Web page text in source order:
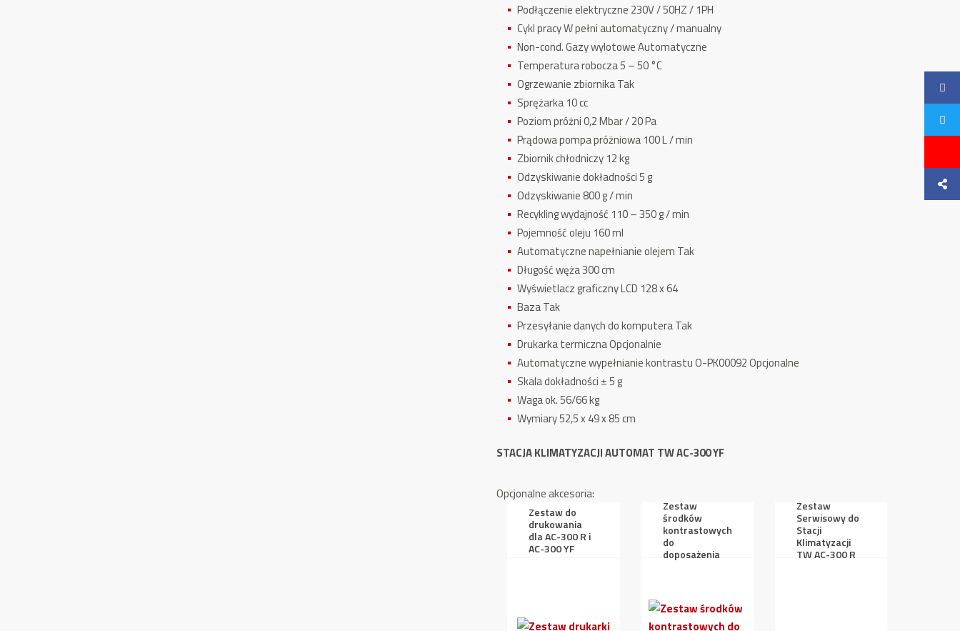
Podłączenie elektryczne 230V / 50HZ / 1PH
Cykl pracy W pełni automatyczny / manualny
Non-cond. Gazy wylotowe Automatyczne
Temperatura robocza 5 – 50 °C
Ogrzewanie zbiornika Tak
Sprężarka 10 cc
Poziom próżni 0,2 Mbar / 20 Pa
Prądowa pompa próżniowa 100 L / min
Zbiornik chłodniczy 12 kg
Odzyskiwanie dokładności 5 g
Odzyskiwanie 800 g / min
Recykling wydajność 110 – 350 g / min
Pojemność oleju 160 ml
Automatyczne napełnianie olejem Tak
Długość węża 300 cm
Wyświetlacz graficzny LCD 128 x 64
Baza Tak
Przesyłanie danych do komputera Tak
Drukarka termiczna Opcjonalnie
Automatyczne wypełnianie kontrastu O-PK00092 Opcjonalne
Skala dokładności ± 5 g
Waga ok. 56/66 kg
Wymiary 52,5 x 49 x 85 cm
STACJA KLIMATYZACJI AUTOMAT TW AC-300 YF
Opcjonalne akcesoria:
Zestaw do
drukowania
dla AC-300 R i
AC-300 YF
Zestaw
środków
kontrastowych
do
doposażenia
Zestaw
Serwisowy do
Stacji
Klimatyzacji
TW AC-300 R